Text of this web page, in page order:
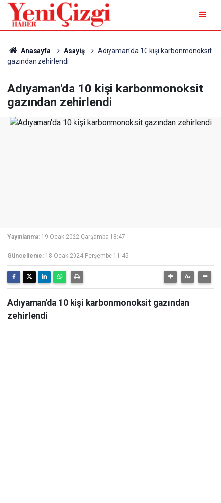
Anasayfa Asayiş
Adıyaman'da 10 kişi karbonmonoksit
gazından zehirlendi
Adıyaman'da 10 kişi karbonmonoksit
gazından zehirlendi
Yayınlanma: 19 Ocak 2022 Çarşamba 18:47
Güncelleme: 18 Ocak 2024 Perşembe 11:45
Adıyaman'da 10 kişi karbonmonoksit gazından
zehirlendi